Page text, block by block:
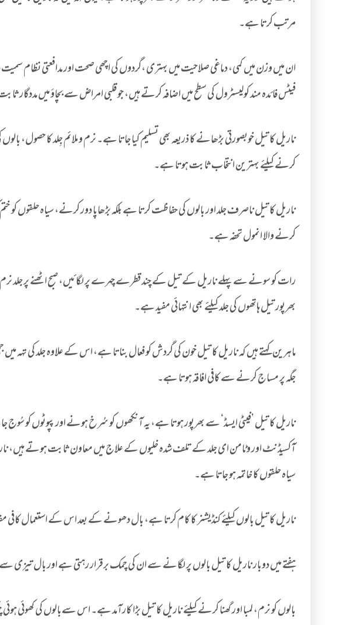
مرتب کرتا ہے۔
ان میں وزن میں کمی، دماغی صلاحیت میں بہتری ،گردوں کی اچھی صحت اور مدافعتی نظام سمیت
فیٹس فائدہ مند کولیسٹرول کی سطح میں اضافہ کرتے ہیں، جو قلبی امراض سے بچاؤ میں مددگار
ناریل کا تیل خوبصورتی بڑھانے کا ذریعہ بھی تسلیم کیا جاتا ہے۔ نرم و ملائم جِلد کا حصول،
کرنے کیلئے بہترین انتخاب ثابت ہوتا ہے۔
ناریل کا تیل ناصرف جلد اور بالوں کی حفاظت کرتا ہے بلکہ بڑھاپا دور کرنے، سیاہ حلقوں کو
کرنے والا انمول تحفہ ہے۔
رات کو سونے سے پہلے ناریل کے تیل کے چند قطرے چہرے پر لگائیں، صبح اٹھنے پر جلد
بھرپور تیل ہاتھوں کی جلد کیلئے بھی انتہائی مفید ہے۔
ماہرین کہتے ہیں کہ ناریل کا تیل خون کی گردش کو فعال بناتا ہے، اس کے علاوہ جلد کی تہہ
جگہ پر مساج کرنے سے کافی افاقہ ہوتا ہے۔
ناریل کا تیل ’فیٹی ایسڈ‘ سے بھرپور ہوتا ہے، یہ آنکھوں کو سُرخ ہونے اور پپوٹوں کو
آکسیڈنٹ اور وٹامن ای جلد کے تلف شدہ خلیوں کے علاج میں معاون ثابت ہوتے ہیں،
سیاہ حلقوں کا خاتمہ ہو جاتا ہے۔
ناریل کا تیل بالوں کیلئے کنڈیشنر کا کام کرتا ہے، بال دھونے کے بعد اس کے استعمال
ہفتے میں دوبار ناریل کا تیل بالوں پر لگانے سے ان کی چمک برقرار رہتی ہے اور بال تیزی
بالوں کو نرم، لمبا اور گھنا کرنے کیلئے ناریل کا تیل بڑا کارآمد ہے۔ اس سےبالوں کی کھوئی